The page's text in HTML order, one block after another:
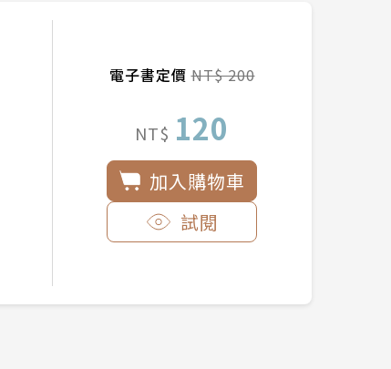
電子書定價NT$ 200
NT$ 120
加入購物車
試閱